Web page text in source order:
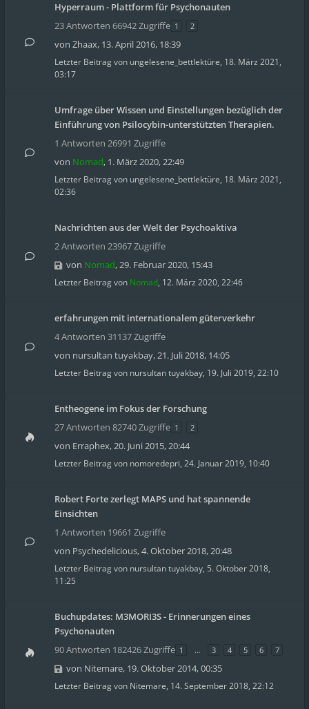
Hyperraum - Plattform für Psychonauten
23 Antworten 66942 Zugriffe 1 2
von Zhaax, 13. April 2016, 18:39
Letzter Beitrag von ungelesene_bettlektüre, 18. März 2021,
03:17
Umfrage über Wissen und Einstellungen bezüglich der
Einführung von Psilocybin-unterstützten Therapien.
1 Antworten 26991 Zugriffe
von Nomad, 1. März 2020, 22:49
Letzter Beitrag von ungelesene_bettlektüre, 18. März 2021,
02:36
Nachrichten aus der Welt der Psychoaktiva
2 Antworten 23967 Zugriffe
von Nomad,29. Februar 2020, 15:43
Letzter Beitrag von Nomad, 12. März 2020, 22:46
erfahrungen mit internationalem güterverkehr
4 Antworten 31137 Zugriffe
von nursultan tuyakbay,21. Juli 2018, 14:05
Letzter Beitrag von nursultan tuyakbay, 19. Juli 2019, 22:10
Entheogene im Fokus der Forschung
27 Antworten 82740 Zugriffe 1 2
von Erraphex,20. Juni 2015, 20:44
Letzter Beitrag von nomoredepri, 24. Januar 2019, 10:40
Robert Forte zerlegt MAPS und hat spannende
Einsichten
1 Antworten 19661 Zugriffe
von Psychedelicious,4. Oktober 2018, 20:48
Letzter Beitrag von nursultan tuyakbay, 5. Oktober 2018,
11:25
Buchupdates: M3MORI3S - Erinnerungen eines
Psychonauten
90 Antworten 182426 Zugriffe 1 … 3 4 5 6 7
von Nitemare, 19. Oktober 2014, 00:35
Letzter Beitrag von Nitemare, 14. September 2018, 22:12